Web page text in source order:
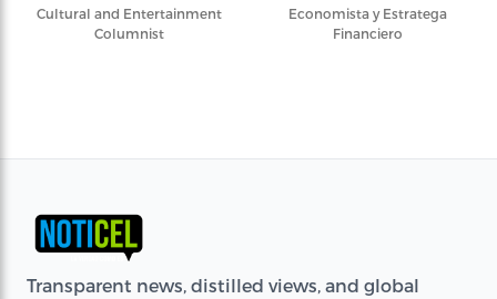
Cultural and Entertainment
Columnist
Economista y Estratega
Financiero
Transparent news, distilled views, and global